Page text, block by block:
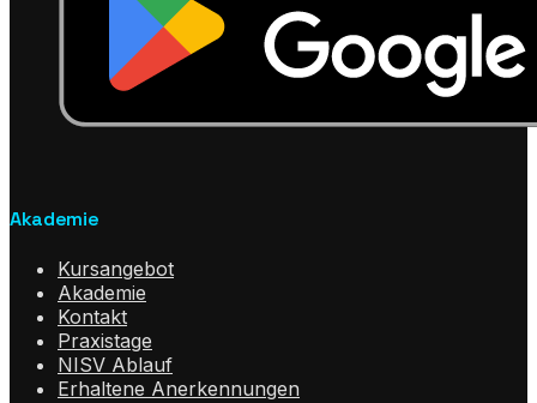
Akademie
Kursangebot
Akademie
Kontakt
Praxistage
NISV Ablauf
Erhaltene Anerkennungen